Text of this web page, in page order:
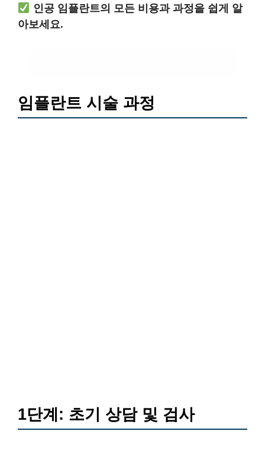
인공 임플란트의 모든 비용과 과정을 쉽게 알
아보세요.
임플란트 시술 과정
1단계: 초기 상담 및 검사